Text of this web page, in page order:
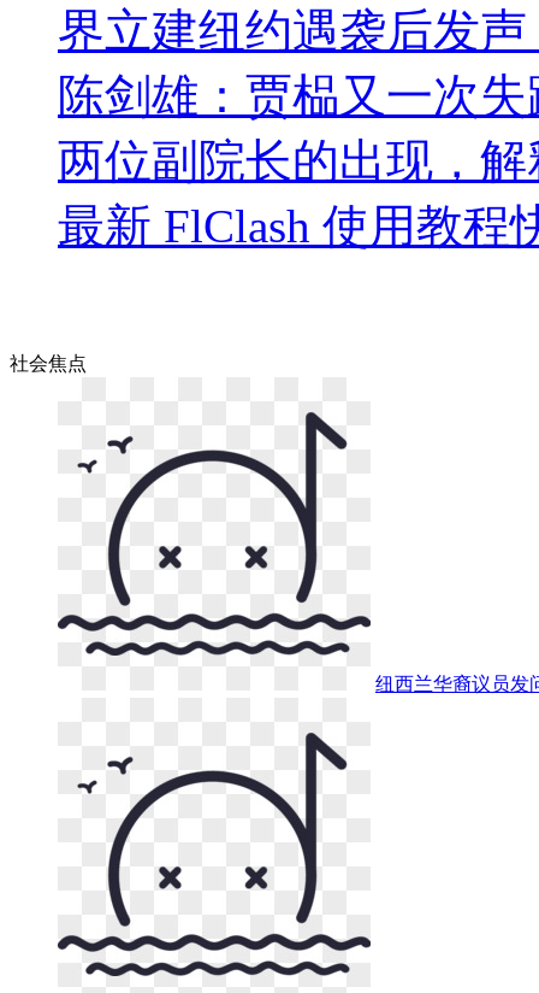
界立建纽约遇袭后发
陈剑雄：贾榀又一次
两位副院长的出现，
最新 FlClash 使用教程
社会焦点
纽西兰华裔议员发